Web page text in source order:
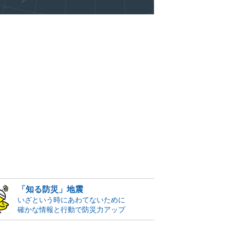
「知る防災」地震
いざという時にあわてないために
確かな情報と行動で防災力アップ